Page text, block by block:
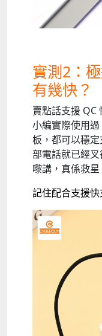
實測2：
有幾快？
賣點話支援 QC
小編實際使用
板，都可以穩
部電話就已經
嚟講，真係救星
記住配合支援